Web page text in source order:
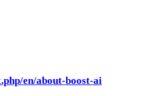
en/about-boost-ai